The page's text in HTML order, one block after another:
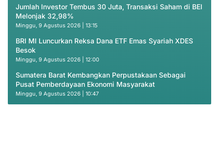
Jumlah Investor Tembus 30 Juta, Transaksi Saham di BEI
Melonjak 32,98%
Minggu, 9 Agustus 2026 | 13:15
BRI MI Luncurkan Reksa Dana ETF Emas Syariah XDES
Besok
Minggu, 9 Agustus 2026 | 12:00
Sumatera Barat Kembangkan Perpustakaan Sebagai
Pusat Pemberdayaan Ekonomi Masyarakat
Minggu, 9 Agustus 2026 | 10:47